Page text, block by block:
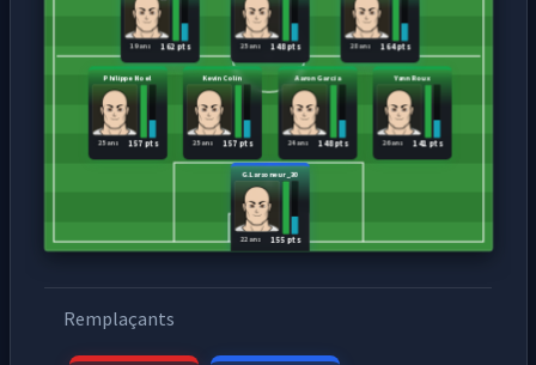
G.Larsoneur _30
155 pts
22 ans
Philippe Noel
157 pts
25 ans
Kevin Colin
157 pts
25 ans
Aaron Garcia
148 pts
24 ans
Yann Roux
141 pts
26 ans
162 pts
19 ans 148 pts
25 ans 164 pts
28 ans
Remplaçants